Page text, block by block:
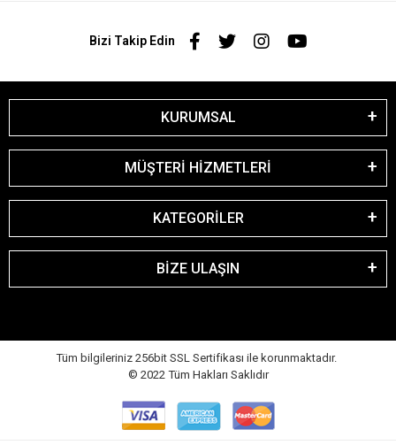
Bizi Takip Edin
KURUMSAL
MÜŞTERİ HİZMETLERİ
KATEGORİLER
BİZE ULAŞIN
Tüm bilgileriniz 256bit SSL Sertifikası ile korunmaktadır.
© 2022 Tüm Hakları Saklıdır